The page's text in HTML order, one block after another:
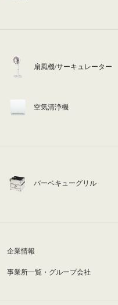
扇風機/サーキュレーター
空気清浄機
バーベキューグリル
企業情報
事業所一覧・グループ会社